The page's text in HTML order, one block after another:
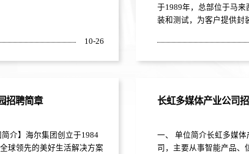
10-26
于1989年，总部位于马
装和测试，为客户提供封
厂，位于成都高新西区
招聘简章
简介】海尔集团创立于1984
球领先的美好生活解决方案
长虹多媒体产业公司
一、 单位简介长虹多媒
司，主要从事智能产品、